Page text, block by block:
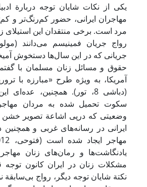
یکی از نکات شایان توجه دربارة
مهاجران ایرانی، حضور کم‌رنگ‌تر و
مرد است. برخی منتقدان این استیلای
جریانی که در این سال‌ها دستخوش
حقوق و مسائل زنان مسلمان با
آمریکا، به ویژه طرح «مبارزه با
(دباشی 8، تور). همچنین،
سکوت تحمیل شده به مردان مهاجر
وضعیتی که درپی اشاعة تصویر خشن
ایرانی در رسانه‌های غربی و همچنین
یادنگاشت‌ها و رمان‌های زنان
مشکلات زنان در ایران کانون
نکتة شایان توجه دیگر، رواج بی‌سابقة